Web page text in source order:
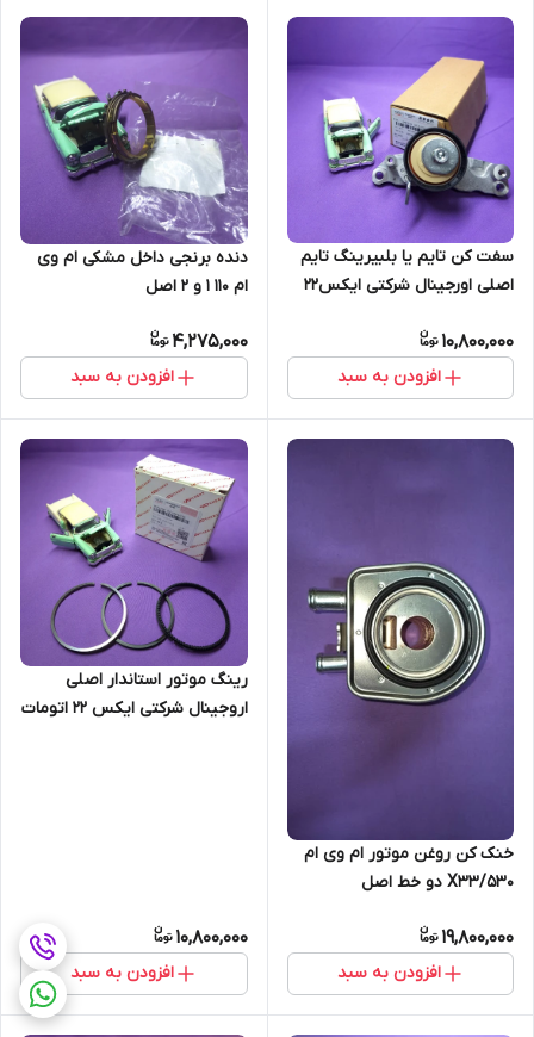
سفت کن تایم یا بلبیرینگ تایم
اصلی اورجینال شرکتی ایکس22
10,800,000
افزودن به سبد
دنده برنجی داخل مشکی ام وی
ام ۱۱۰ 1 و 2 اصل
4,275,000
افزودن به سبد
خنک کن روغن موتور ام وی ام
X33/530 دو خط اصل
19,800,000
افزودن به سبد
رینگ موتور استاندار اصلی
اروجینال شرکتی ایکس 22 اتومات
10,800,000
افزودن به سبد